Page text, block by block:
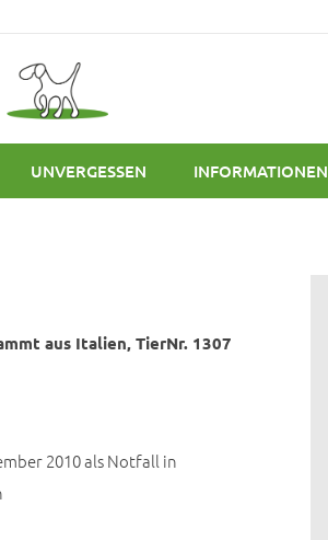
UNVERGESSEN INFORMATIONEN
aus Italien, TierNr. 1307
2010 als Notfall in